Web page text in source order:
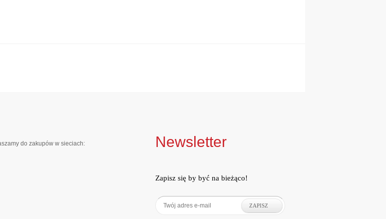
do zakupów w sieciach: Newsletter
Zapisz się by być na bieżąco!
ZAPISZ